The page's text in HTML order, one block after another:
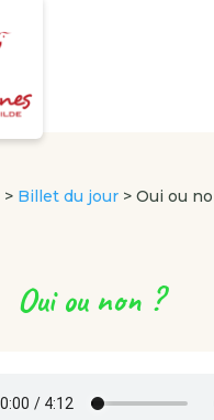
> Billet du jour> Oui ou
Oui ou non ?